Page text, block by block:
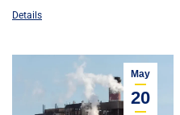
Details
May
20